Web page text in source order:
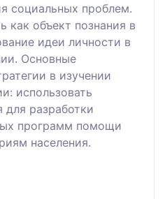
социальных проблем.
как объект познания в
идеи личности в
Основные
в изучении
использовать
для разработки
программ помощи
населения.